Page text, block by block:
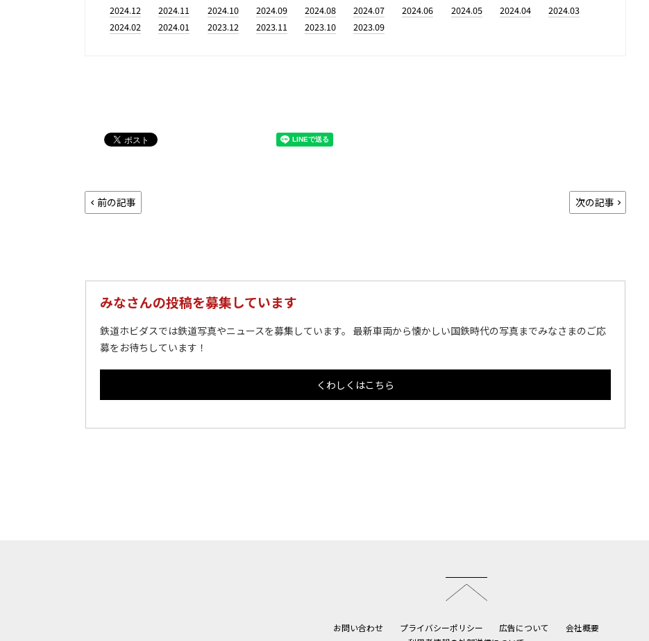
2024.12
2024.11 2024.10 2024.09 2024.08 2024.07 2024.06 2024.05 2024.04
2024.03
2024.02
2024.01 2023.12 2023.11 2023.10 2023.09
前の記事 次の記事
みなさんの投稿を募集しています
鉄道ホビダスでは鉄道写真やニュースを募集しています。 最新車両から懐かしい国鉄時代の写真までみなさまのご応
募をお待ちしています！
くわしくはこちら
お問い合わせ プライバシーポリシー 広告について
会社概要